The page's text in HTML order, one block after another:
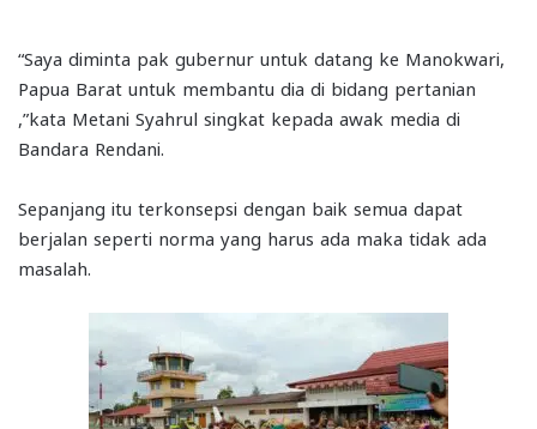
“Saya diminta pak gubernur untuk datang ke Manokwari,
Papua Barat untuk membantu dia di bidang pertanian
,”kata Metani Syahrul singkat kepada awak media di
Bandara Rendani.
Sepanjang itu terkonsepsi dengan baik semua dapat
berjalan seperti norma yang harus ada maka tidak ada
masalah.